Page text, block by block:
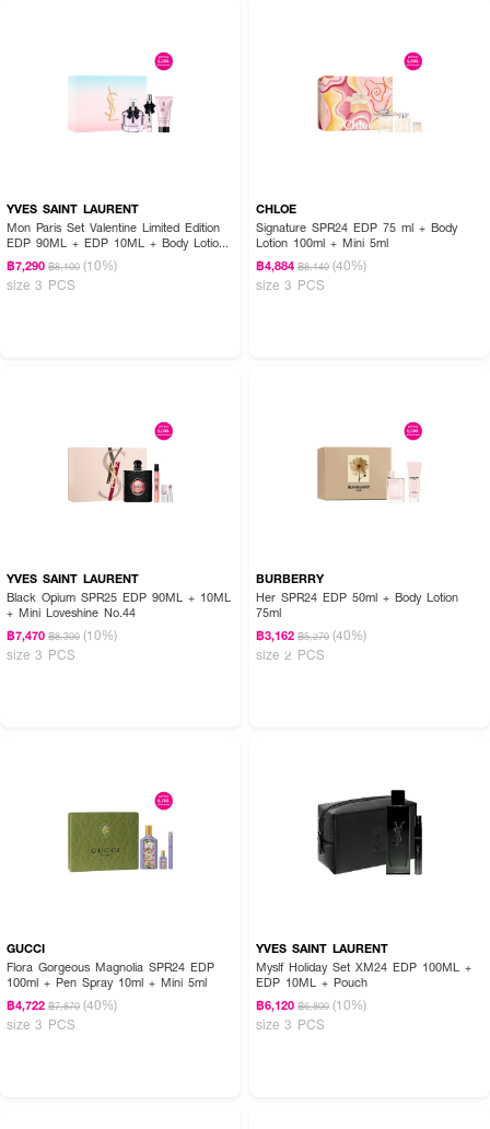
YVES SAINT LAURENT
Mon Paris Set Valentine Limited Edition
EDP 90ML + EDP 10ML + Body Lotion
50ML
฿7,290 ฿8,100 (10%)
size 3 PCS
CHLOE
Signature SPR24 EDP 75 ml + Body
Lotion 100ml + Mini 5ml
฿4,884 ฿8,140 (40%)
size 3 PCS
YVES SAINT LAURENT
Black Opium SPR25 EDP 90ML + 10ML
+ Mini Loveshine No.44
฿7,470 ฿8,300 (10%)
size 3 PCS
BURBERRY
Her SPR24 EDP 50ml + Body Lotion
75ml
฿3,162 ฿5,270 (40%)
size 2 PCS
GUCCI
Flora Gorgeous Magnolia SPR24 EDP
100ml + Pen Spray 10ml + Mini 5ml
฿4,722 ฿7,870 (40%)
size 3 PCS
YVES SAINT LAURENT
Myslf Holiday Set XM24 EDP 100ML +
EDP 10ML + Pouch
฿6,120 ฿6,800 (10%)
size 3 PCS